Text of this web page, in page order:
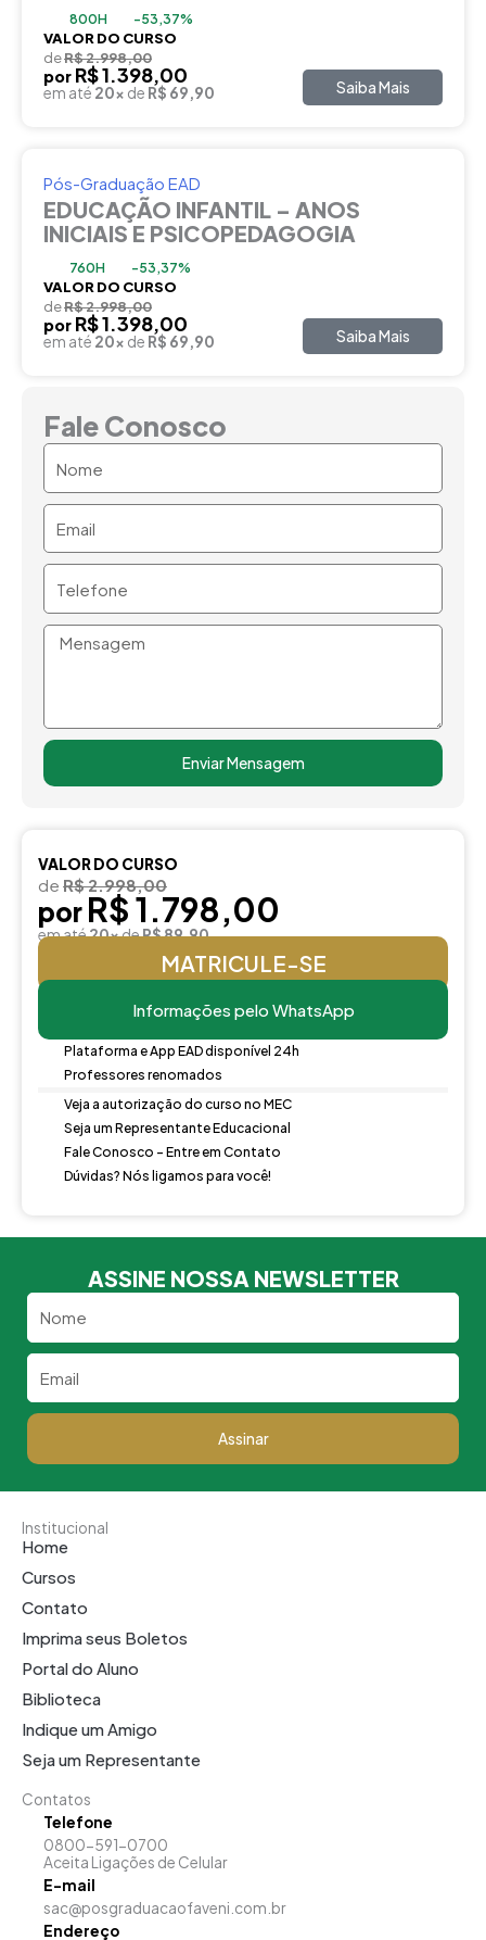
800H -53,37%
VALOR DO CURSO
deR$ 2.998,00
por R$ 1.398,00
em até 20x de R$ 69,90 Saiba Mais
Pós-Graduação EAD
EDUCAÇÃO INFANTIL – ANOS
INICIAIS E PSICOPEDAGOGIA
760H -53,37%
VALOR DO CURSO
deR$ 2.998,00
por R$ 1.398,00
em até 20x de R$ 69,90 Saiba Mais
Fale Conosco
Mensagem
Enviar Mensagem
VALOR DO CURSO
de R$ 2.998,00
por R$ 1.798,00
em até20xdeR$ 89,90
MATRICULE-SE
Informações pelo WhatsApp
Plataforma e App EAD disponível 24h
Professores renomados
Veja a autorização do curso no MEC
Seja um Representante Educacional
Fale Conosco - Entre em Contato
Dúvidas? Nós ligamos para você!
ASSINE NOSSA NEWSLETTER
Assinar
Institucional
Home
Cursos
Contato
Imprima seus Boletos
Portal do Aluno
Biblioteca
Indique um Amigo
Seja um Representante
Contatos
Telefone
0800-591-0700
Aceita Ligações de Celular
E-mail
sac@posgraduacaofaveni.com.br
Endereço